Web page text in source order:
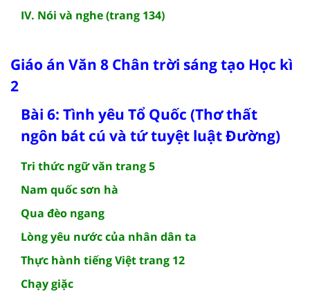
IV. Nói và nghe (trang 134)
Giáo án Văn 8 Chân trời sáng tạo Học kì
2
Bài 6: Tình yêu Tổ Quốc (Thơ thất
ngôn bát cú và tứ tuyệt luật Đường)
Tri thức ngữ văn trang 5
Nam quốc sơn hà
Qua đèo ngang
Lòng yêu nước của nhân dân ta
Thực hành tiếng Việt trang 12
Chạy giặc